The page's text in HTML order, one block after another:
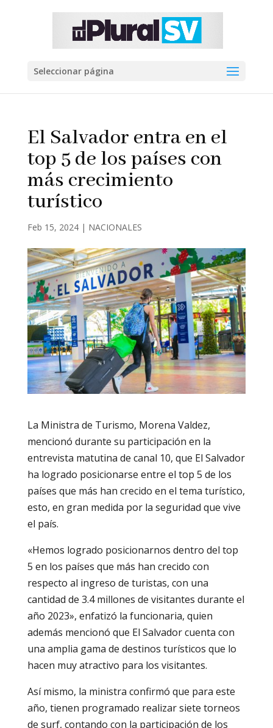
Seleccionar página
El Salvador entra en el
top 5 de los países con
más crecimiento
turístico
Feb 15, 2024| NACIONALES
La Ministra de Turismo, Morena Valdez,
mencionó durante su participación en la
entrevista matutina de canal 10, que El Salvador
ha logrado posicionarse entre el top 5 de los
países que más han crecido en el tema turístico,
esto, en gran medida por la seguridad que vive
el país.
«Hemos logrado posicionarnos dentro del top
5 en los países que más han crecido con
respecto al ingreso de turistas, con una
cantidad de 3.4 millones de visitantes durante el
año 2023», enfatizó la funcionaria, quien
además mencionó que El Salvador cuenta con
una amplia gama de destinos turísticos que lo
hacen muy atractivo para los visitantes.
Así mismo, la ministra confirmó que para este
año, tienen programado realizar siete torneos
de surf, contando con la participación de los